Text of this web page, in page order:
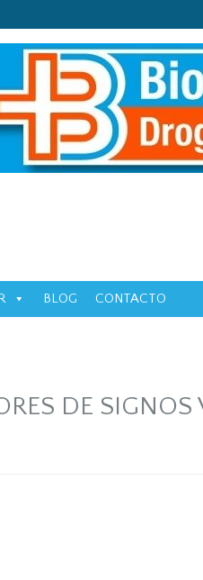
BLOG CONTACTO
DE SIGNOS